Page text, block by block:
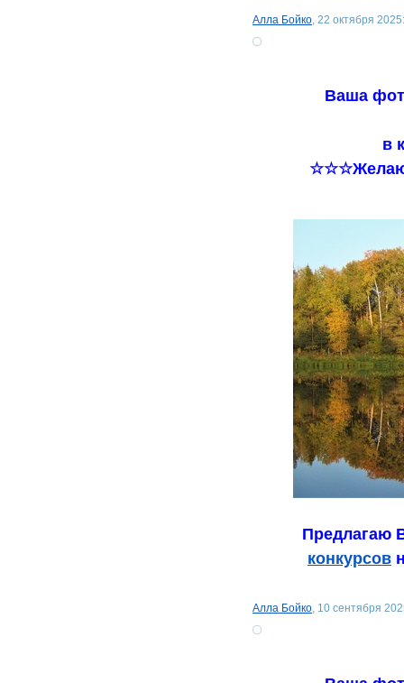
Алла Бойко, 22 октября 2025:
Ваша
в
☆☆☆Желаю
Предлагаю
конкурсов
Алла Бойко, 10 сентября